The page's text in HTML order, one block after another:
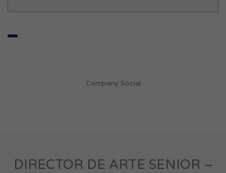
Company Social
DIRECTOR DE ARTE SENIOR –